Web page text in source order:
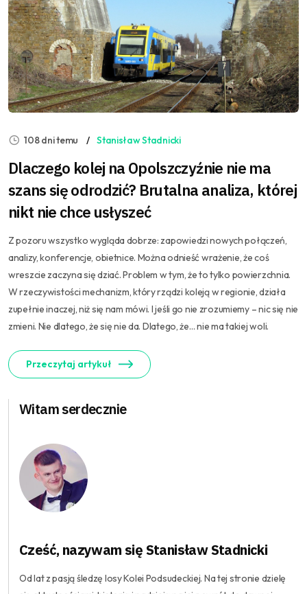
108 dni temu Stanisław Stadnicki
Dlaczego kolej na Opolszczyźnie nie ma
szans się odrodzić? Brutalna analiza, której
nikt nie chce usłyszeć
Z pozoru wszystko wygląda dobrze: zapowiedzi nowych połączeń,
analizy, konferencje, obietnice. Można odnieść wrażenie, że coś
wreszcie zaczyna się dziać. Problem w tym, że to tylko powierzchnia.
W rzeczywistości mechanizm, który rządzi koleją w regionie, działa
zupełnie inaczej, niż się nam mówi. I jeśli go nie zrozumiemy – nic się nie
zmieni. Nie dlatego, że się nie da. Dlatego, że… nie ma takiej woli.
Przeczytaj artykuł
Witam serdecznie
Cześć, nazywam się Stanisław Stadnicki
Od lat z pasją śledzę losy Kolei Podsudeckiej. Na tej stronie dzielę